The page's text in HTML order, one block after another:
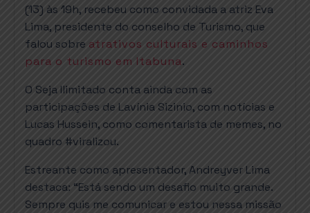
(13) às 19h, recebeu como convidada a atriz Eva
Lima, presidente do conselho de Turismo, que
falou sobre atrativos culturais e caminhos
para o turismo em Itabuna.
O Seja Ilimitado conta ainda com as
participações de Lavínia Sizinio, com notícias e
Lucas Hussein, como comentarista de memes, no
quadro #viralizou.
Estreante como apresentador, Andreyver Lima
destaca: “Está sendo um desafio muito grande.
Sempre quis me comunicar e estou nessa missão